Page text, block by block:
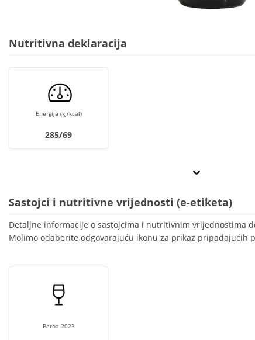
Nutritivna deklaracija
Energija (kJ/kcal)
285/69
Sastojci i nutritivne vrijednosti (e-etiketa)
Detaljne informacije o sastojcima i nutritivnim vrijednostima
Molimo odaberite odgovarajuću ikonu za prikaz pripadajućih
Berba 2023